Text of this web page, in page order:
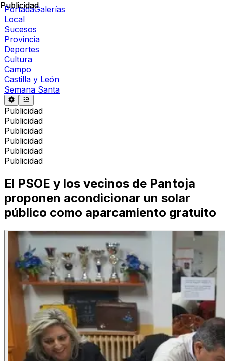
PortadaGalerías
Local
Sucesos
Provincia
Deportes
Cultura
Campo
Castilla y León
Semana Santa
Publicidad
Publicidad
Publicidad
Publicidad
Publicidad
Publicidad
Publicidad
El PSOE y los vecinos de Pantoja
proponen acondicionar un solar
público como aparcamiento gratuito
Publicidad